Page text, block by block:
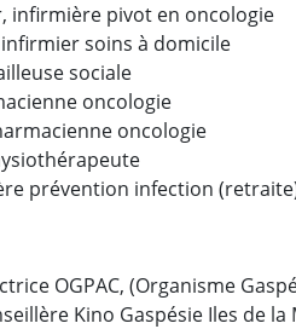
infirmière pivot en oncologie
infirmier soins à domicile
sociale
oncologie
oncologie
prévention infection
OGPAC, (Organisme
Kino Gaspésie Iles de la